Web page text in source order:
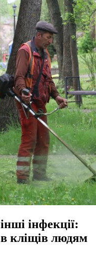
інфекції:
кліщів людям